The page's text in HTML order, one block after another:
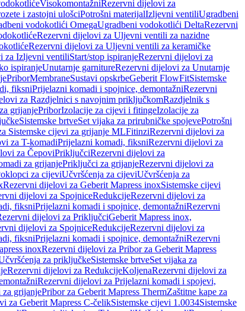
VisokomontažniRezervni dijelovi za
i zastojni ulošciPotrošni materijalIzljevni ventiliUgradbeni
vodokotlići OmegaUgradbeni vodokotlići DeltaRezervni
Rezervni dijelovi za Uljevni ventili za nazidne
Rezervni dijelovi za Uljevni ventili za keramičke
za Izljevni ventiliStart/stop ispiranjeRezervni dijelovi za
ispiranjeUnutarnje garnitureRezervni dijelovi za Unutarnje
PriborMembraneSustavi opskrbeGeberit FlowFitSistemske
fiksniPrijelazni komadi i spojnice, demontažniRezervni
za Razdjelnici s navojnim priključkomRazdjelnik s
grijanjePriborIzolacije za cijevi i fitingeIzolacije za
Sistemske brtveSet vijaka za prirubničke spojevePotrošni
Sistemske cijevi za grijanje MLFitinziRezervni dijelovi za
za T-komadiPrijelazni komadi, fiksniRezervni dijelovi za
za ČepoviPriključciRezervni dijelovi za
za grijanjePriključci za grijanjeRezervni dijelovi za
za cijeviUčvršćenja za cijeviUčvršćenja za
Rezervni dijelovi za Geberit Mapress inoxSistemske cijevi
dijelovi za SpojniceRedukcijeRezervni dijelovi za
fiksniPrijelazni komadi i spojnice, demontažniRezervni
dijelovi za PriključciGeberit Mapress inox,
dijelovi za SpojniceRedukcijeRezervni dijelovi za
fiksniPrijelazni komadi i spojnice, demontažniRezervni
inoxRezervni dijelovi za Pribor za Geberit Mapress
za priključkeSistemske brtveSet vijaka za
Rezervni dijelovi za RedukcijeKoljenaRezervni dijelovi za
Rezervni dijelovi za Prijelazni komadi i spojevi,
grijanjePribor za Geberit Mapress ThermZaštitne kape za
za Geberit Mapress C-čelikSistemske cijevi 1.0034Sistemske